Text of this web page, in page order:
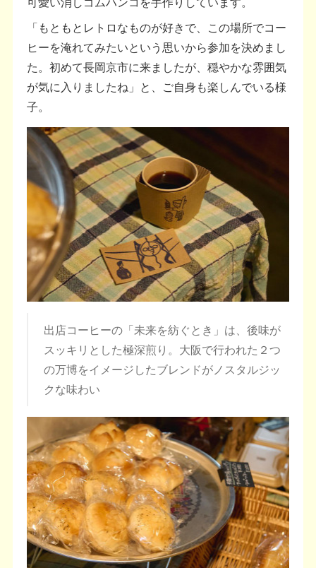
「もともとレトロなものが好きで、この場所でコー
ヒーを淹れてみたいという思いから参加を決めまし
た。初めて長岡京市に来ましたが、穏やかな雰囲気
が気に入りましたね」と、ご自身も楽しんでいる様
子。
出店コーヒーの「未来を紡ぐとき」は、後味が
スッキリとした極深煎り。大阪で行われた２つ
の万博をイメージしたブレンドがノスタルジッ
クな味わい